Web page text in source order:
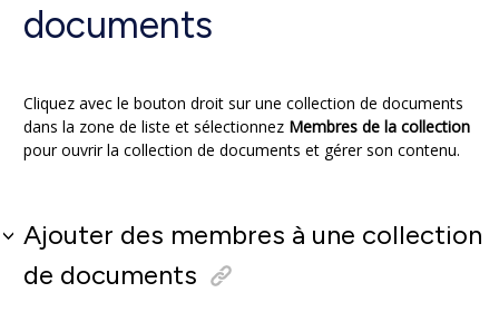
documents
Cliquez avec le bouton droit sur une collection de documents
dans la zone de liste et sélectionnez Membres de la collection
pour ouvrir la collection de documents et gérer son contenu.
Ajouter des membres à une collection
de documents